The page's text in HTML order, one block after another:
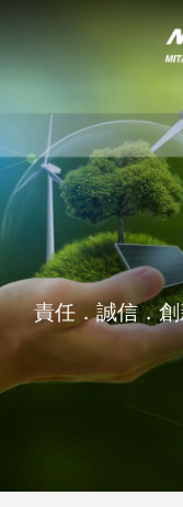
責任．誠信．